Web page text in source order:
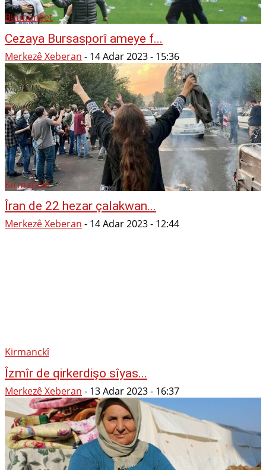
Binmanşet
Cezaya Bursasporî ameye f...
Merkezê Xeberan - 14 Adar 2023 - 15:36
Kirmanckî
Îran de 22 hezar çalakwan...
Merkezê Xeberan - 14 Adar 2023 - 12:44
Kirmanckî
Îzmîr de qirkerdişo sîyas...
Merkezê Xeberan - 13 Adar 2023 - 16:37